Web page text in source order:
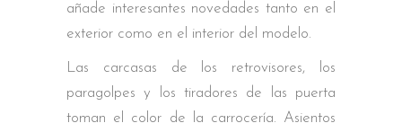
añade interesantes novedades tanto en el
exterior como en el interior del modelo.
Las carcasas de los retrovisores, los
paragolpes y los tiradores de las puerta
toman el color de la carrocería. Asientos